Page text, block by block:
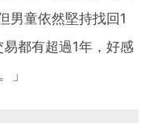
男童依然堅持找回1
都有超過1年，好感
」